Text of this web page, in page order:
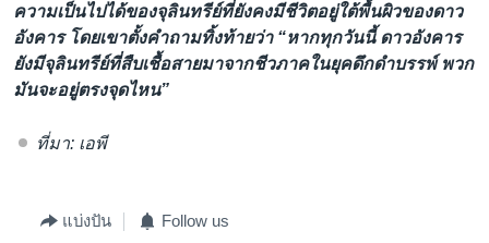
ความเป็นไปได้ของจุลินทรีย์ที่ยังคงมีชีวิตอยู่ใต้พื้นผิวของดาว
อังคาร โดยเขาตั้งคำถามทิ้งท้ายว่า “หากทุกวันนี้ ดาวอังคาร
ยังมีจุลินทรีย์ที่สืบเชื้อสายมาจากชีวภาคในยุคดึกดำบรรพ์ พวก
มันจะอยู่ตรงจุดไหน”
ที่มา: เอพี
แบ่งปัน Follow us